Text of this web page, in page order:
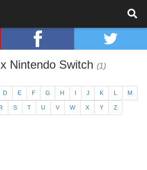
Nintendo Switch (1)
D E F G H J K L M
R S T U V W X Y Z